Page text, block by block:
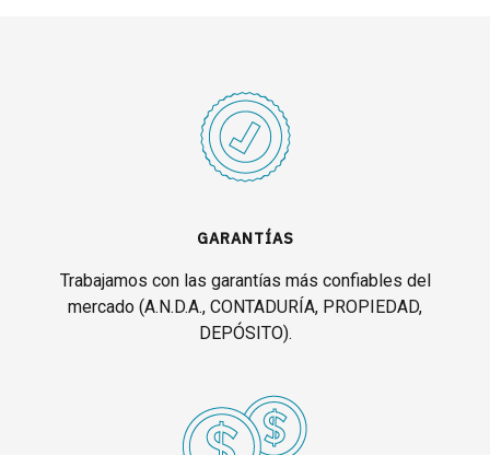
GARANTÍAS
Trabajamos con las garantías más confiables del
mercado (A.N.D.A., CONTADURÍA, PROPIEDAD,
DEPÓSITO).